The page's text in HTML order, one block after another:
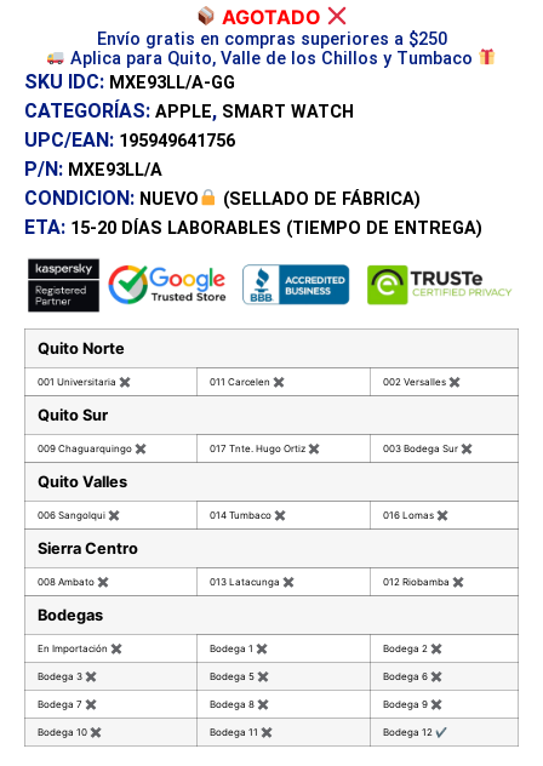
AGOTADO
Envío gratis en compras superiores a $250
Aplica para Quito, Valle de los Chillos y Tumbaco
SKU IDC: MXE93LL/A-GG
CATEGORÍAS: APPLE, SMART WATCH
UPC/EAN: 195949641756
P/N: MXE93LL/A
CONDICION: NUEVO (SELLADO DE FÁBRICA)
ETA: 15-20 DÍAS LABORABLES (TIEMPO DE ENTREGA)
Quito Norte
001 Universitaria ✖ 011 Carcelen ✖ 002 Versalles ✖
Quito Sur
009 Chaguarquingo ✖ 017 Tnte. Hugo Ortiz ✖ 003 Bodega Sur ✖
Quito Valles
006 Sangolqui ✖ 014 Tumbaco ✖ 016 Lomas ✖
Sierra Centro
008 Ambato ✖ 013 Latacunga ✖ 012 Riobamba ✖
Bodegas
En Importación ✖ Bodega 1 ✖ Bodega 2 ✖
Bodega 3 ✖ Bodega 5 ✖ Bodega 6 ✖
Bodega 7 ✖ Bodega 8 ✖ Bodega 9 ✖
Bodega 10 ✖ Bodega 11 ✖ Bodega 12 ✔